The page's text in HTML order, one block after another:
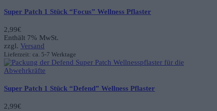
Super Patch 1 Stück “Focus” Wellness Pflaster
2,99€
Enthält 7% MwSt.
zzgl. Versand
Lieferzeit: ca. 5-7 Werktage
Super Patch 1 Stück “Defend” Wellness Pflaster
2,99€